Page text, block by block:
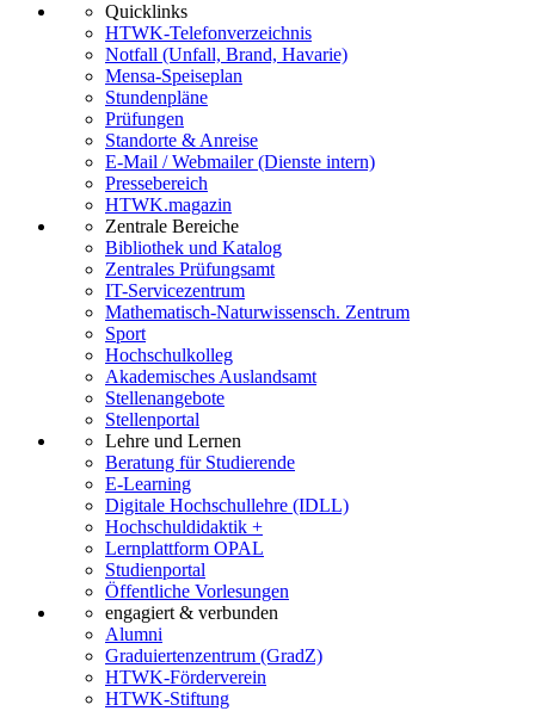
Quicklinks
HTWK-Telefonverzeichnis
Notfall (Unfall, Brand, Havarie)
Mensa-Speiseplan
Stundenpläne
Prüfungen
Standorte & Anreise
E-Mail / Webmailer (Dienste intern)
Pressebereich
HTWK.magazin
Zentrale Bereiche
Bibliothek und Katalog
Zentrales Prüfungsamt
IT-Servicezentrum
Mathematisch-Naturwissensch. Zentrum
Sport
Hochschulkolleg
Akademisches Auslandsamt
Stellenangebote
Stellenportal
Lehre und Lernen
Beratung für Studierende
E-Learning
Digitale Hochschullehre (IDLL)
Hochschuldidaktik +
Lernplattform OPAL
Studienportal
Öffentliche Vorlesungen
engagiert & verbunden
Alumni
Graduiertenzentrum (GradZ)
HTWK-Förderverein
HTWK-Stiftung